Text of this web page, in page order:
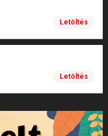
Letöltés
Letöltés